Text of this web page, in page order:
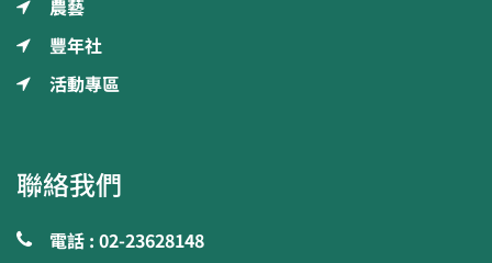
豐年社
活動專區
聯絡我們
電話 : 02-23628148